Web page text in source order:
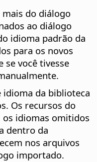
do diálogo
ao diálogo
idioma padrão da
para os novos
se você tivesse
idioma da biblioteca
Os recursos do
idiomas omitidos
dentro da
nos arquivos
importado.